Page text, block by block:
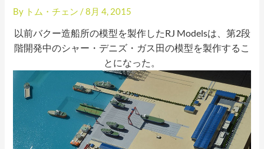
By トム・チェン/8月 4, 2015
以前バクー造船所の模型を製作したRJ Modelsは、第2段
階開発中のシャー・デニズ・ガス田の模型を製作するこ
とになった。